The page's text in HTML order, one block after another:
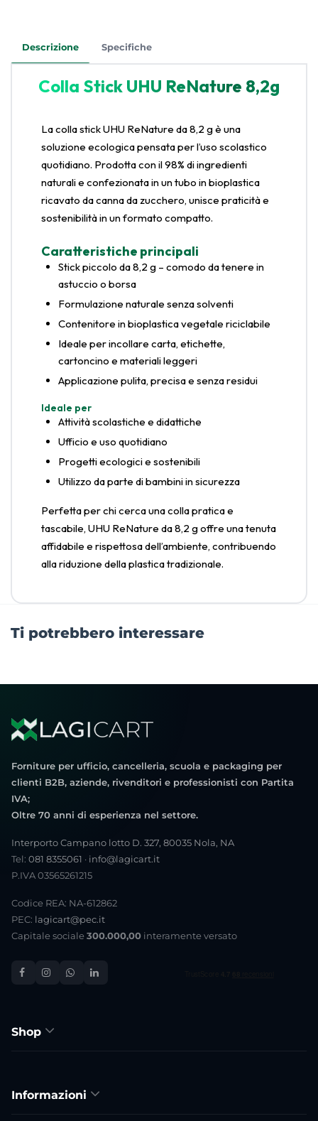
Descrizione Specifiche
Colla Stick UHU ReNature 8,2g
La colla stick UHU ReNature da 8,2 g è una
soluzione ecologica pensata per l’uso scolastico
quotidiano. Prodotta con il 98% di ingredienti
naturali e confezionata in un tubo in bioplastica
ricavato da canna da zucchero, unisce praticità e
sostenibilità in un formato compatto.
Caratteristiche principali
Stick piccolo da 8,2 g – comodo da tenere in
astuccio o borsa
Formulazione naturale senza solventi
Contenitore in bioplastica vegetale riciclabile
Ideale per incollare carta, etichette,
cartoncino e materiali leggeri
Applicazione pulita, precisa e senza residui
Ideale per
Attività scolastiche e didattiche
Ufficio e uso quotidiano
Progetti ecologici e sostenibili
Utilizzo da parte di bambini in sicurezza
Perfetta per chi cerca una colla pratica e
tascabile, UHU ReNature da 8,2 g offre una tenuta
affidabile e rispettosa dell’ambiente, contribuendo
alla riduzione della plastica tradizionale.
Ti potrebbero interessare
Forniture per ufficio, cancelleria, scuola e packaging per
clienti B2B, aziende, rivenditori e professionisti con Partita
IVA;
Oltre 70 anni di esperienza nel settore.
Interporto Campano lotto D. 327, 80035 Nola, NA
Tel: 081 8355061 · info@lagicart.it
P.IVA 03565261215
Codice REA: NA-612862
PEC: lagicart@pec.it
Capitale sociale 300.000,00 interamente versato
Shop
Informazioni